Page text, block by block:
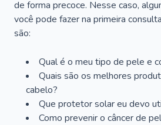
de forma precoce. Nesse caso,
você pode fazer na primeira
são:
Qual é o meu tipo de pele e
Quais são os melhores
cabelo?
Que protetor solar eu devo
Como prevenir o câncer de